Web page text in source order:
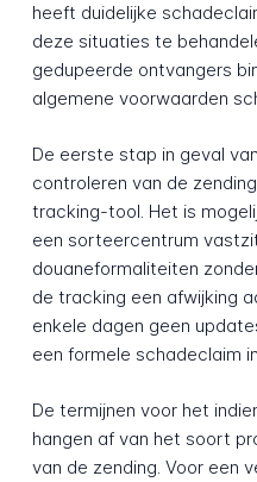
heeft duidelijke
deze situaties te
gedupeerde ontvangers
algemene voorwaarden
De eerste stap in geval
controleren van de
tracking-tool. Het is
een sorteercentrum
douaneformaliteiten
de tracking een afwijking
enkele dagen geen
een formele schadeclaim
De termijnen voor het
hangen af van het soort
van de zending. Voor een